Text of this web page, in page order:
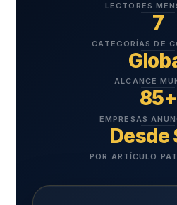
LECTORES
7
CATEGORÍAS DE
ALCANCE
85+
EMPRESAS
Desde
POR ARTÍCULO